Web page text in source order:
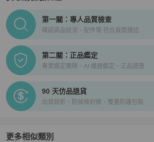
PopChill拍拍圈正品驗證、安心購檢驗流程
第一關：專人品質檢查
確認商品狀況、配件等 符合頁面描述
第二關：正品鑑定
專業鑑定團隊、AI 儀器鑑定、正品證書
90 天仿品退貨
出貨錄影、防掉換封條、雙重防護包裝
更多相似類別